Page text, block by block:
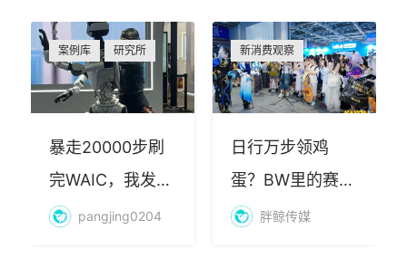
案例库 研究所
暴走20000步刷
完WAIC，我发现
AI最赚钱的不是
pangjing0204
新消费观察
日行万步领鸡
蛋？BW里的赛博
朝圣，藏着品牌
胖鲸传媒